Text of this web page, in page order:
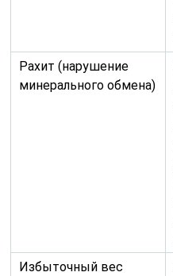
Рахит (нарушение
минерального обмена)
Избыточный вес